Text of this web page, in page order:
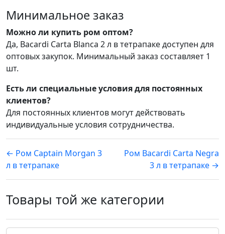
Минимальное заказ
Можно ли купить ром оптом?
Да, Bacardi Carta Blanca 2 л в тетрапаке доступен для
оптовых закупок. Минимальный заказ составляет 1
шт.
Есть ли специальные условия для постоянных
клиентов?
Для постоянных клиентов могут действовать
индивидуальные условия сотрудничества.
← Ром Captain Morgan 3
л в тетрапаке
Ром Bacardi Carta Negra
3 л в тетрапаке →
Товары той же категории